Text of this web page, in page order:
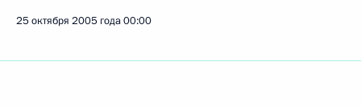
25 октября 2005 года00:00